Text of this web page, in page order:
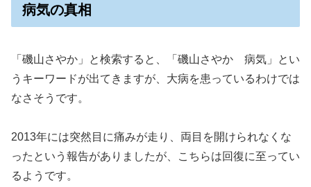
病気の真相
「磯山さやか」と検索すると、「磯山さやか 病気」とい
うキーワードが出てきますが、大病を患っているわけでは
なさそうです。
2013年には突然目に痛みが走り、両目を開けられなくな
ったという報告がありましたが、こちらは回復に至ってい
るようです。